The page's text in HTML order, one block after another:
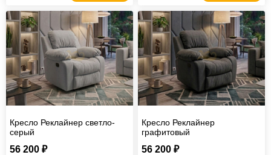
Кресло Реклайнер светло-
серый
56 200 ₽
Кресло Реклайнер
графитовый
56 200 ₽